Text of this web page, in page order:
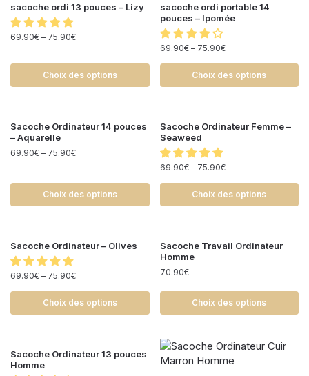
sacoche ordi 13 pouces – Lizy
69.90€ – 75.90€
Choix des options
sacoche ordi portable 14
pouces – Ipomée
69.90€– 75.90€
Choix des options
Sacoche Ordinateur 14 pouces
– Aquarelle
69.90€ – 75.90€
Choix des options
Sacoche Ordinateur Femme –
Seaweed
69.90€– 75.90€
Choix des options
Sacoche Ordinateur – Olives
69.90€ – 75.90€
Choix des options
Sacoche Travail Ordinateur
Homme
70.90€
Choix des options
Sacoche Ordinateur 13 pouces
Homme